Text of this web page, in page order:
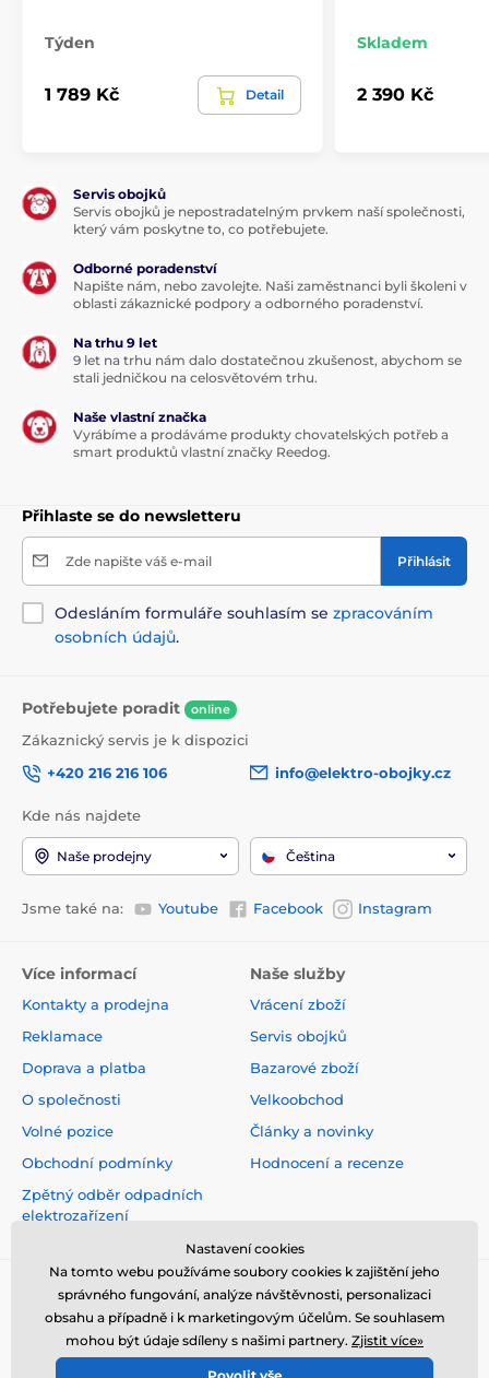
Týden
1 789 Kč Detail
Skladem
2 390 Kč
Servis obojků
Servis obojků je nepostradatelným prvkem naší společnosti,
který vám poskytne to, co potřebujete.
Odborné poradenství
Napište nám, nebo zavolejte. Naši zaměstnanci byli školeni v
oblasti zákaznické podpory a odborného poradenství.
Na trhu 9 let
9 let na trhu nám dalo dostatečnou zkušenost, abychom se
stali jedničkou na celosvětovém trhu.
Naše vlastní značka
Vyrábíme a prodáváme produkty chovatelských potřeb a
smart produktů vlastní značky Reedog.
Přihlaste se do newsletteru
Zde napište váš e-mail Přihlásit
Odesláním formuláře souhlasím se zpracováním
osobních údajů.
Potřebujete poradit online
Zákaznický servis je k dispozici
+420 216 216 106
info@elektro-obojky.cz
Kde nás najdete
Naše prodejny Čeština
Jsme také na: Youtube Facebook Instagram
Více informací
Kontakty a prodejna
Reklamace
Doprava a platba
O společnosti
Volné pozice
Obchodní podmínky
Zpětný odběr odpadních
elektrozařízení
Naše služby
Vrácení zboží
Servis obojků
Bazarové zboží
Velkoobchod
Články a novinky
Hodnocení a recenze
Nastavení cookies
Na tomto webu používáme soubory cookies k zajištění jeho
správného fungování, analýze návštěvnosti, personalizaci
obsahu a případně i k marketingovým účelům. Se souhlasem
mohou být údaje sdíleny s našimi partnery. Zjistit více»